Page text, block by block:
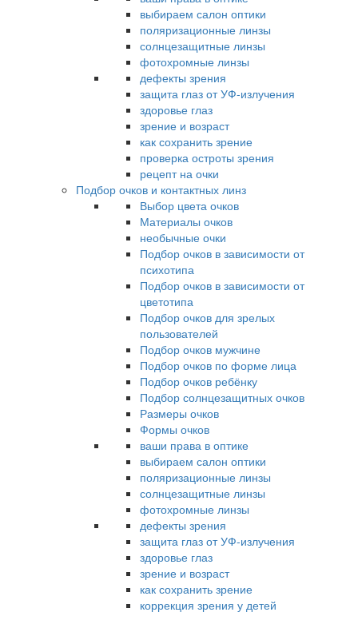
выбираем салон оптики
поляризационные линзы
солнцезащитные линзы
фотохромные линзы
дефекты зрения
защита глаз от УФ-излучения
здоровье глаз
зрение и возраст
как сохранить зрение
проверка остроты зрения
рецепт на очки
Подбор очков и контактных линз
Выбор цвета очков
Материалы очков
необычные очки
Подбор очков в зависимости от
психотипа
Подбор очков в зависимости от
цветотипа
Подбор очков для зрелых
пользователей
Подбор очков мужчине
Подбор очков по форме лица
Подбор очков ребёнку
Подбор солнцезащитных очков
Размеры очков
Формы очков
ваши права в оптике
выбираем салон оптики
поляризационные линзы
солнцезащитные линзы
фотохромные линзы
дефекты зрения
защита глаз от УФ-излучения
здоровье глаз
зрение и возраст
как сохранить зрение
коррекция зрения у детей